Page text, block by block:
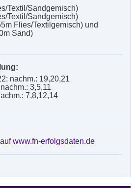
Textil/Sandgemisch)
Textil/Sandgemisch)
Flies/Textilgemisch) und
Sand)
nachm.: 19,20,21
3,5,11
7,8,12,14
www.fn-erfolgsdaten.de